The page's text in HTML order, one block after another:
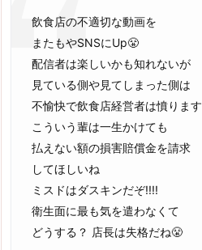
飲食店の不適切な動画を
またもやSNSにUp😤
配信者は楽しいかも知れないが
見ている側や見てしまった側は
不愉快で飲食店経営者は憤ります
こういう輩は一生かけても
払えない額の損害賠償金を請求
してほしいね
ミスドはダスキンだぞ!!!!
衛生面に最も気を遣わなくて
どうする？ 店長は失格だね😤